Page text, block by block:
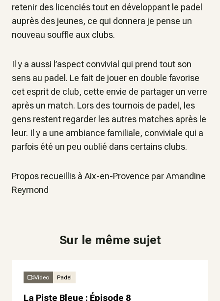
retenir des licenciés tout en développant le padel
auprès des jeunes, ce qui donnera je pense un
nouveau souffle aux clubs.
Il y a aussi l’aspect convivial qui prend tout son
sens au padel. Le fait de jouer en double favorise
cet esprit de club, cette envie de partager un verre
après un match. Lors des tournois de padel, les
gens restent regarder les autres matches après le
leur. Il y a une ambiance familiale, conviviale qui a
parfois été un peu oublié dans certains clubs.
Propos recueillis à Aix-en-Provence par Amandine
Reymond
Sur le même sujet
Video Padel
La Piste Bleue : Épisode 8